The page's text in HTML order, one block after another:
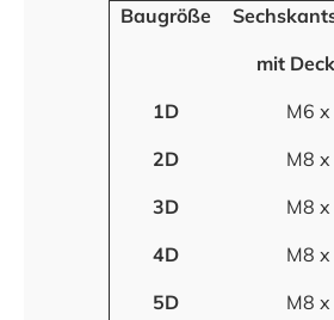
Baugröße
mit
1D
M6
2D
M8
3D
M8
4D
M8
5D
M8